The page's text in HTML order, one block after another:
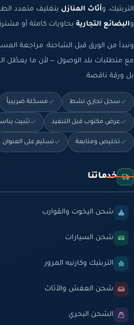
التربتيك، وأثاث المنازل بتغليف متعدد
والبضائع التجارية بحاويات كاملة أو
ونبدأ من الورق قبل الشاحنة: مراجعة
مع متطلبات بلد الوصول — لأن ما يعطّل
بل ورقة ناقصة.
سجل تجاري نشط مسجّلة ضريبياً
عرض مكتوب قبل التنفيذ تثبيت
تخليص ومتابعة تسليم على العنوان
خدماتنا
شحن اليخوت والقوارب
شحن السيارات
التربتيك وكارنيه المرور
شحن العفش والأثاث
الشحن البحري